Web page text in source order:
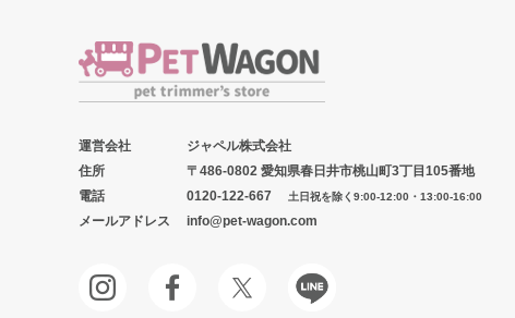
運営会社
ジャペル株式会社
住所
〒486-0802 愛知県春日井市桃山町3丁目105番地
電話
0120-122-667 土日祝を除く9:00-12:00・13:00-16:00
メールアドレス info@pet-wagon.com